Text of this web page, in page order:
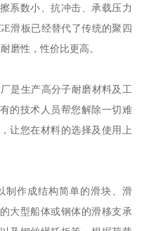
系数小、抗冲击、承载压力
滑板已经替代了传统的聚四
磨性，性价比更高。
是生产高分子耐磨材料及工
的技术人员帮您解除一切难
让您在材料的选择及使用上
制作成结构简单的滑块、滑
大型船体或钢体的滑移支承